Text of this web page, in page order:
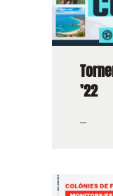
’22
...